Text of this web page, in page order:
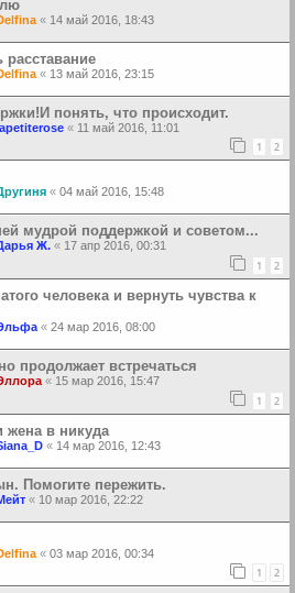
« 14 май 2016, 18:43
расставание
« 13 май 2016, 23:15
понять, что происходит.
« 11 май 2016, 11:01
1 2
« 04 май 2016, 15:48
мудрой поддержкой и советом...
Ж. « 17 апр 2016, 00:31
1 2
человека и вернуть чувства к
« 24 мар 2016, 08:00
продолжает встречаться
« 15 мар 2016, 15:47
1 2
жена в никуда
« 14 мар 2016, 12:43
Помогите пережить.
« 10 мар 2016, 22:22
« 03 мар 2016, 00:34
1 2